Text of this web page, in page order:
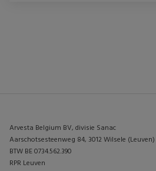
Arvesta Belgium BV, divisie Sanac
Aarschotsesteenweg 84, 3012 Wilsele
BTW BE 0734.562.390
RPR Leuven